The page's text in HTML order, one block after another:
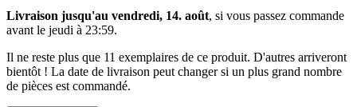
Livraison jusqu'au vendredi, 14. août, si vous passez commande
avant le jeudi à 23:59.
Il ne reste plus que 11 exemplaires de ce produit. D'autres arriveront
bientôt ! La date de livraison peut changer si un plus grand nombre
de pièces est commandé.